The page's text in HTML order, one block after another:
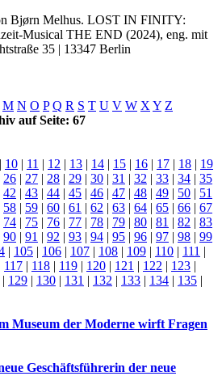
Bjørn Melhus. LOST IN FINITY:
Musical THE END (2024), eng. mit
35 | 13347 Berlin
M N O P Q R S T U V W X Y Z
auf Seite: 67
| 10 | 11 | 12 | 13 | 14 | 15 | 16 | 17 | 18 | 19
26 | 27 | 28 | 29 | 30 | 31 | 32 | 33 | 34 | 35
42 | 43 | 44 | 45 | 46 | 47 | 48 | 49 | 50 | 51
58 | 59 | 60 | 61 | 62 | 63 | 64 | 65 | 66 | 67
74 | 75 | 76 | 77 | 78 | 79 | 80 | 81 | 82 | 83
90 | 91 | 92 | 93 | 94 | 95 | 96 | 97 | 98 | 99
| 105 | 106 | 107 | 108 | 109 | 110 | 111 |
117 | 118 | 119 | 120 | 121 | 122 | 123 |
| 129 | 130 | 131 | 132 | 133 | 134 | 135 |
Museum der Moderne wirft Fragen
Geschäftsführerin der neue